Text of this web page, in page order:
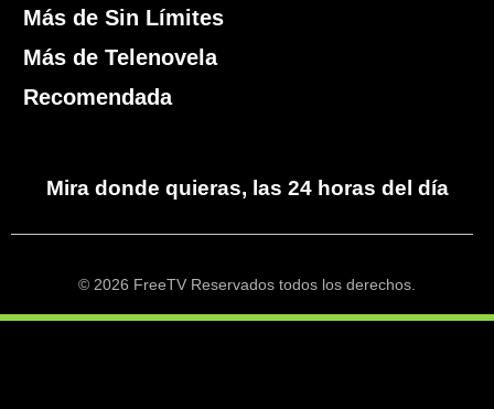
Más de Sin Límites
Más de Telenovela
Recomendada
Mira donde quieras, las 24 horas del día
© 2026 FreeTV Reservados todos los derechos.